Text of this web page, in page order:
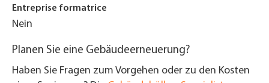
Entreprise formatrice
Nein
Planen Sie eine Gebäudeerneuerung?
Haben Sie Fragen zum Vorgehen oder zu den Kosten